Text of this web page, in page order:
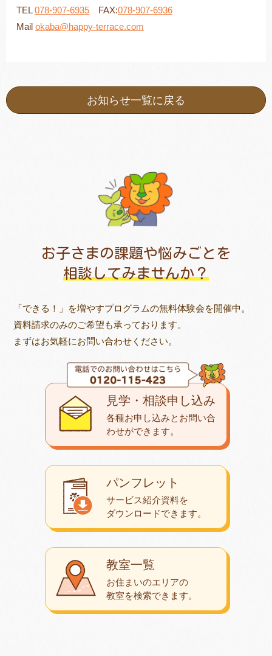
TEL078-907-6935 FAX:078-907-6936
Mail okaba@happy-terrace.com
お知らせ一覧に戻る
お子さまの課題や悩みごとを
相談してみませんか？
「できる！」を増やすプログラムの無料体験会を開催中。
資料請求のみのご希望も承っております。
まずはお気軽にお問い合わせください。
教室一覧
お住まいのエリアの
教室を検索できます。
パンフレット
サービス紹介資料を
ダウンロードできます。
見学・相談申し込み
各種お申し込みとお問い合
わせができます。